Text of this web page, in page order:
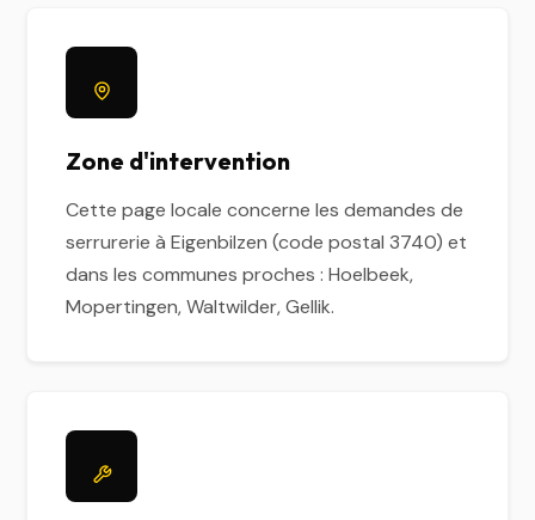
Zone d'intervention
Cette page locale concerne les demandes de
serrurerie à Eigenbilzen (code postal 3740) et
dans les communes proches : Hoelbeek,
Mopertingen, Waltwilder, Gellik.